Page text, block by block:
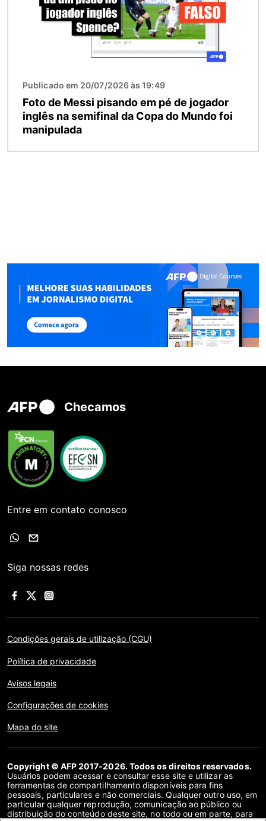
Publicado em 20/07/2026 às 19:49
Foto de Messi pisando em pé de jogador
inglês na semifinal da Copa do Mundo foi
manipulada
Checamos
Entre em contato conosco
Siga nossas redes
Condições gerais de utilização (CGU)
Política de privacidade
Avisos legais
Configurações de cookies
Mapa do site
Copyright © AFP 2017-2026. Todos os direitos reservados.
Usuários podem acessar e consultar esse site e utilizar as
ferramentas de compartilhamento disponíveis para fins
pessoais, particulares e não comerciais. Qualquer outro uso, em
particular qualquer reprodução, comunicação ao público ou
distribuição do conteúdo deste site, no todo ou em parte, para